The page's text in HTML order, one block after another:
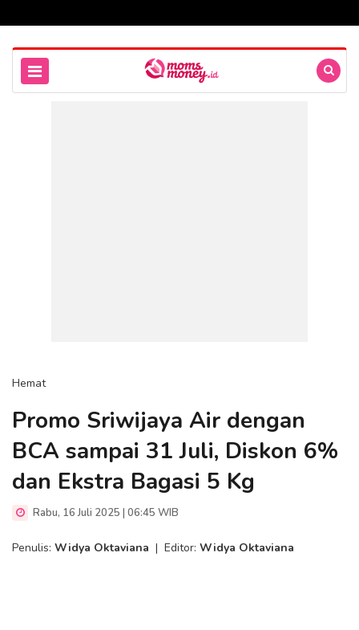
Hemat
Promo Sriwijaya Air dengan
BCA sampai 31 Juli, Diskon 6%
dan Ekstra Bagasi 5 Kg
Rabu, 16 Juli 2025 | 06:45 WIB
Penulis: Widya Oktaviana | Editor: Widya Oktaviana